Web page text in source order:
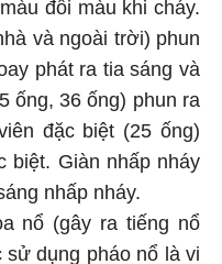
đổi màu khi cháy.
và ngoài trời) phun
phát ra tia sáng và
ống, 36 ống) phun ra
đặc biệt (25 ống)
biệt. Giàn nhấp nháy
nhấp nháy.
nổ (gây ra tiếng nổ
dụng pháo nổ là vi